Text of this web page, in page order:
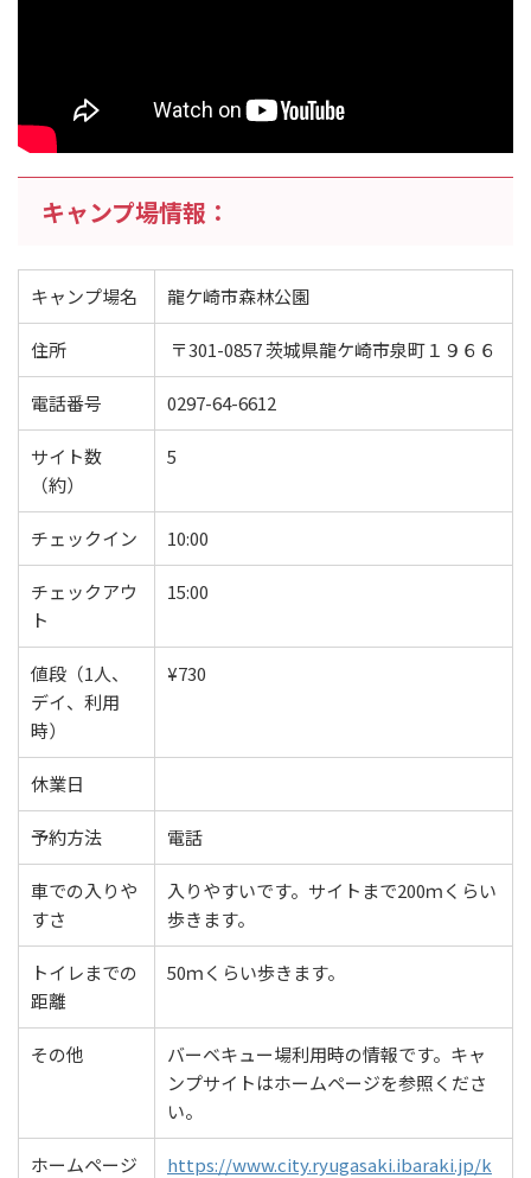
キャンプ場情報：
キャンプ場名 龍ケ崎市森林公園
住所 〒301-0857 茨城県龍ケ崎市泉町１９６６
電話番号 0297-64-6612
サイト数
（約）
5
チェックイン 10:00
チェックアウ
ト
15:00
値段（1人、
デイ、利用
時）
¥730
休業日
予約方法 電話
車での入りや
すさ
入りやすいです。サイトまで200ｍくらい
歩きます。
トイレまでの
距離
50ｍくらい歩きます。
その他
バーベキュー場利用時の情報です。キャ
ンプサイトはホームページを参照くださ
い。
ホームページ
https://www.city.ryugasaki.ibaraki.jp/k